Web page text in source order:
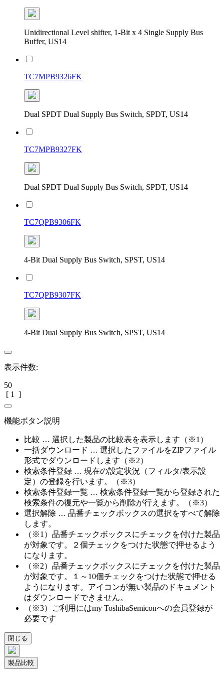
Unidirectional Level shifter, 1-Bit x 4 Single Supply Bus
Buffer, US14
TC7MPB9326FK
Dual SPDT Dual Supply Bus Switch, SPDT, US14
TC7MPB9327FK
Dual SPDT Dual Supply Bus Switch, SPDT, US14
TC7QPB9306FK
4-Bit Dual Supply Bus Switch, SPST, US14
TC7QPB9307FK
4-Bit Dual Supply Bus Switch, SPST, US14
表示件数:
50
[ 1 ]
機能ボタン説明
比較 … 選択した製品の比較表を表示します（※1）
一括ダウンロード … 選択したファイルをZIPファイル
形式でダウンロードします（※2）
検索条件登録 … 現在の設定状況（フィルタ/表示設
定）の登録を行います。（※3）
検索条件登録一覧 … 検索条件登録一覧から登録された
検索条件の復元や一覧から削除が行えます。（※3）
選択解除 … 品番チェックボックスの選択をすべて解除
します。
（※1）品番チェックボックスにチェックを付けた製品
が対象です。２個チェックをつけた状態で押せるよう
になります。
（※2）品番チェックボックスにチェックを付けた製品
が対象です。１～10個チェックをつけた状態で押せる
ようになります。アイコンが無い製品のドキュメント
はダウンロードできません。
（※3）ご利用にはmy ToshibaSemiconへの会員登録が
必要です
閉じる
製品比較